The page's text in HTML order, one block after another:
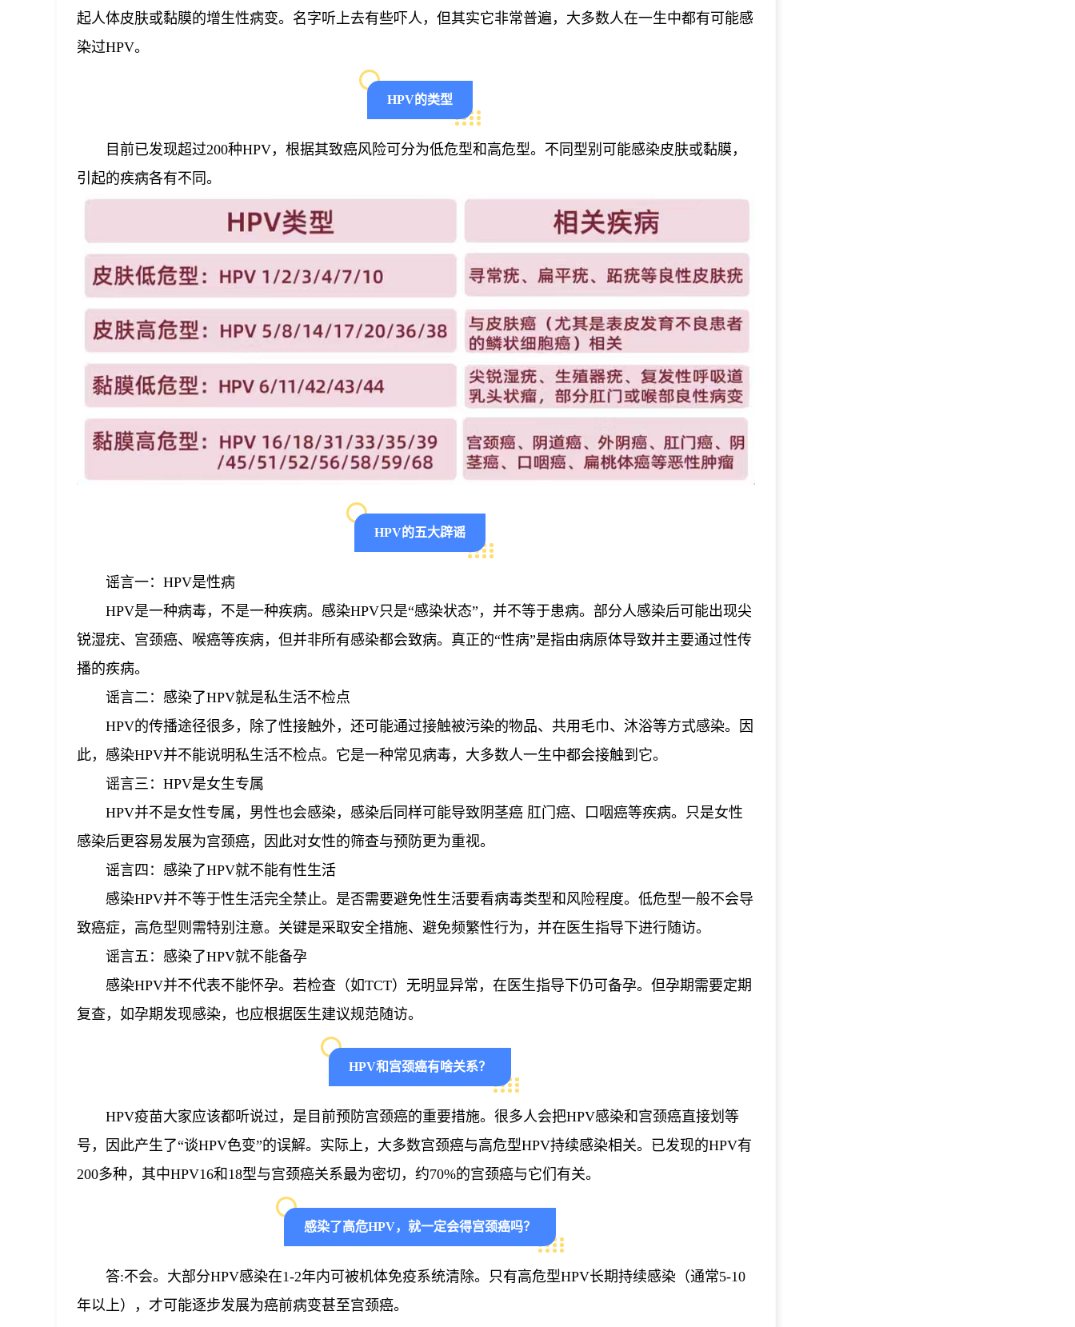
起人体皮肤或黏膜的增生性病变。名字听上去有些吓人，但其实它非常普遍，大多数人在一生中都有可能感
染过HPV。
HPV的类型
目前已发现超过200种HPV，根据其致癌风险可分为低危型和高危型。不同型别可能感染皮肤或黏膜，
引起的疾病各有不同。
HPV的五大辟谣
谣言一：HPV是性病
HPV是一种病毒，不是一种疾病。感染HPV只是“感染状态”，并不等于患病。部分人感染后可能出现尖
锐湿疣、宫颈癌、喉癌等疾病，但并非所有感染都会致病。真正的“性病”是指由病原体导致并主要通过性传
播的疾病。
谣言二：感染了HPV就是私生活不检点
HPV的传播途径很多，除了性接触外，还可能通过接触被污染的物品、共用毛巾、沐浴等方式感染。因
此，感染HPV并不能说明私生活不检点。它是一种常见病毒，大多数人一生中都会接触到它。
谣言三：HPV是女生专属
HPV并不是女性专属，男性也会感染，感染后同样可能导致阴茎癌 肛门癌、口咽癌等疾病。只是女性
感染后更容易发展为宫颈癌，因此对女性的筛查与预防更为重视。
谣言四：感染了HPV就不能有性生活
感染HPV并不等于性生活完全禁止。是否需要避免性生活要看病毒类型和风险程度。低危型一般不会导
致癌症，高危型则需特别注意。关键是采取安全措施、避免频繁性行为，并在医生指导下进行随访。
谣言五：感染了HPV就不能备孕
感染HPV并不代表不能怀孕。若检查（如TCT）无明显异常，在医生指导下仍可备孕。但孕期需要定期
复查，如孕期发现感染，也应根据医生建议规范随访。
HPV和宫颈癌有啥关系？
HPV疫苗大家应该都听说过，是目前预防宫颈癌的重要措施。很多人会把HPV感染和宫颈癌直接划等
号，因此产生了“谈HPV色变”的误解。实际上，大多数宫颈癌与高危型HPV持续感染相关。已发现的HPV有
200多种，其中HPV16和18型与宫颈癌关系最为密切，约70%的宫颈癌与它们有关。
感染了高危HPV，就一定会得宫颈癌吗？
答:不会。大部分HPV感染在1-2年内可被机体免疫系统清除。只有高危型HPV长期持续感染（通常5-10
年以上），才可能逐步发展为癌前病变甚至宫颈癌。